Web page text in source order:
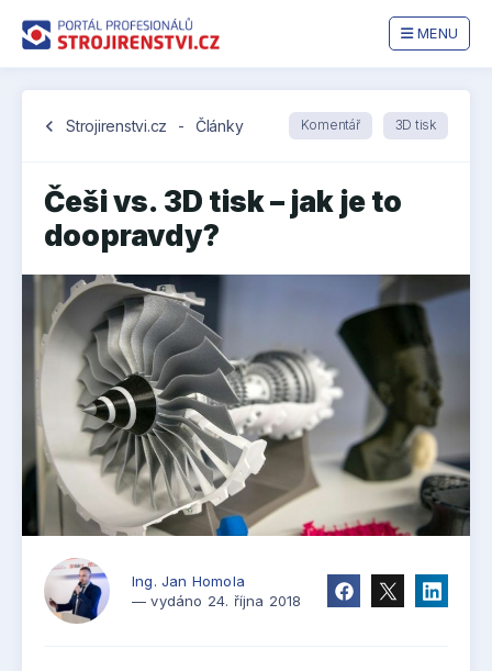
MENU
chevron_left Strojirenstvi.cz - Články Komentář 3D tisk
Češi vs. 3D tisk – jak je to
doopravdy?
Ing. Jan Homola
— vydáno 24. října 2018